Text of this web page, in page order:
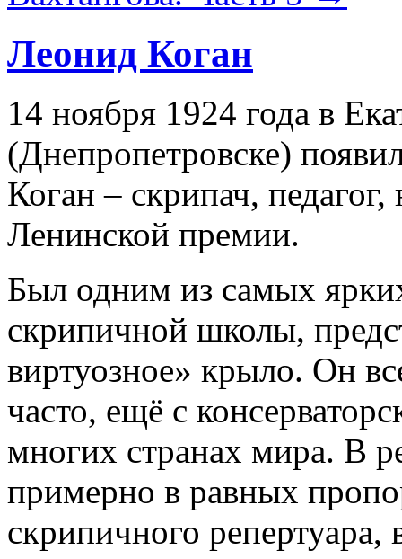
Леонид Коган
14 ноября 1924 года в
(Днепропетровске)
Коган – скрипач,
Ленинской премии.
Был одним из самых
скрипичной школы,
виртуозное» крыло. Он
часто, ещё с
многих странах мира. В
примерно в равных
скрипичного